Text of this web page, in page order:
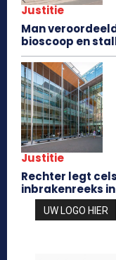
Justitie
Man
bioscoop en
Justitie
Rechter legt
inbrakenreeks
UW LOGO HIER